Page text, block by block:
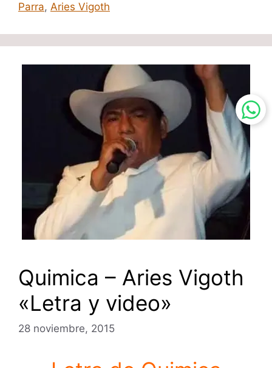
Parra, Aries Vigoth
Quimica – Aries Vigoth
«Letra y video»
28 noviembre, 2015